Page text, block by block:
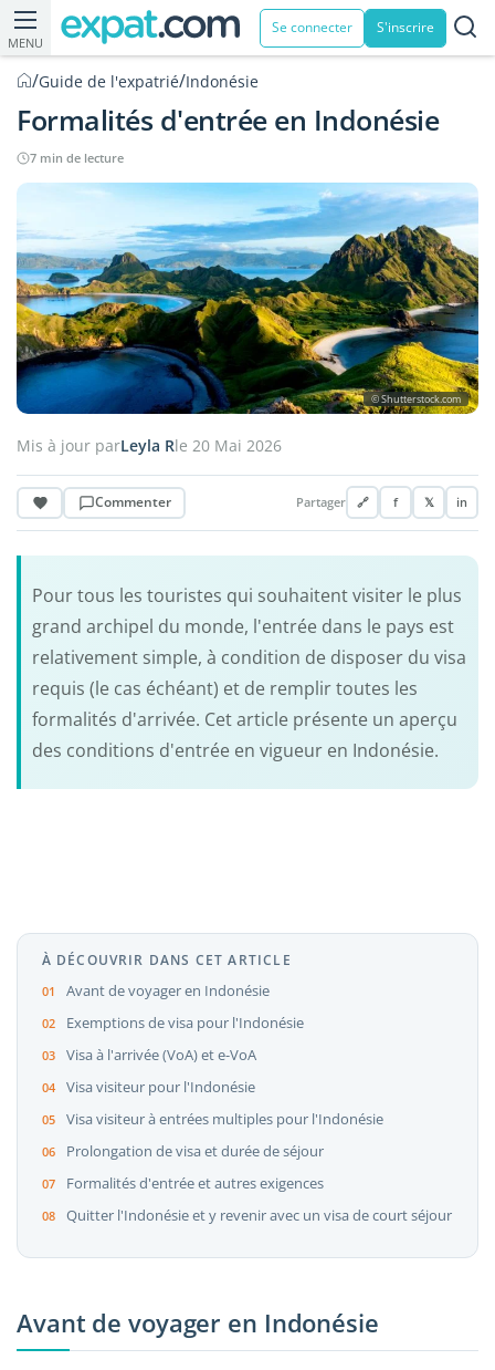
MENU
Se connecter S'inscrire
/Guide de l'expatrié/Indonésie
Formalités d'entrée en Indonésie
7 min de lecture
© Shutterstock.com
Mis à jour parLeyla Rle 20 Mai 2026
Commenter Partager 🔗 f 𝕏 in
Pour tous les touristes qui souhaitent visiter le plus
grand archipel du monde, l'entrée dans le pays est
relativement simple, à condition de disposer du visa
requis (le cas échéant) et de remplir toutes les
formalités d'arrivée. Cet article présente un aperçu
des conditions d'entrée en vigueur en Indonésie.
À DÉCOUVRIR DANS CET ARTICLE
Avant de voyager en Indonésie
Exemptions de visa pour l'Indonésie
Visa à l'arrivée (VoA) et e-VoA
Visa visiteur pour l'Indonésie
Visa visiteur à entrées multiples pour l'Indonésie
Prolongation de visa et durée de séjour
Formalités d'entrée et autres exigences
Quitter l'Indonésie et y revenir avec un visa de court séjour
Avant de voyager en Indonésie